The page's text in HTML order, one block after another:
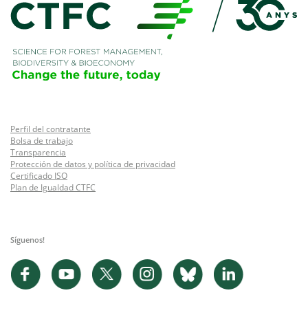
Perfil del contratante
Bolsa de trabajo
Transparencia
Protección de datos y política de privacidad
Certificado ISO
Plan de Igualdad CTFC
Síguenos!